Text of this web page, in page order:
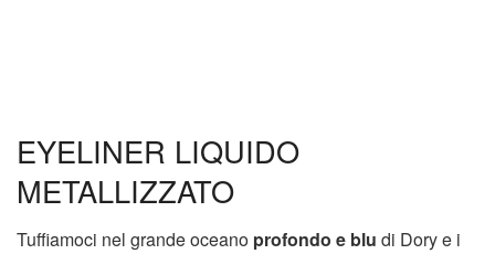
EYELINER LIQUIDO
METALLIZZATO
Tuffiamoci nel grande oceano profondo e blu di Dory e i